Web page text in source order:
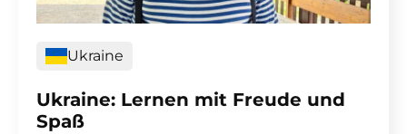
Ukraine
Ukraine: Lernen mit Freude und
Spaß